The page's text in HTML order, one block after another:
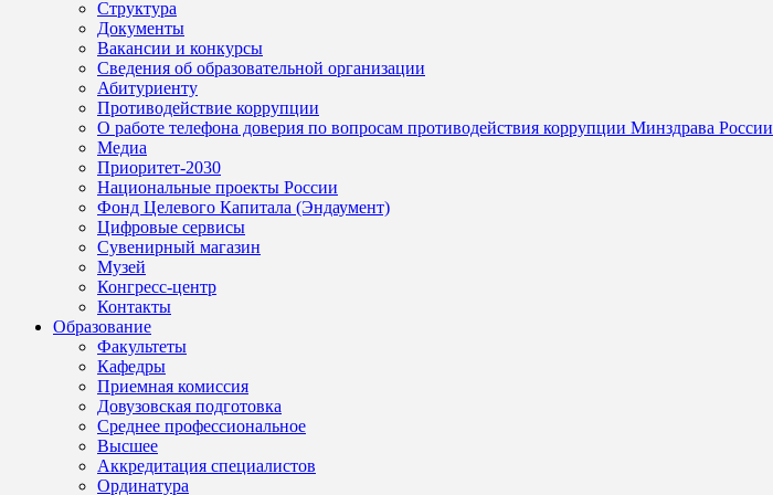
Структура
Документы
Вакансии и конкурсы
Сведения об образовательной организации
Абитуриенту
Противодействие коррупции
О работе телефона доверия по вопросам противодействия коррупции Минздрава России
Медиа
Приоритет-2030
Национальные проекты России
Фонд Целевого Капитала (Эндаумент)
Цифровые сервисы
Сувенирный магазин
Музей
Конгресс-центр
Контакты
Образование
Факультеты
Кафедры
Приемная комиссия
Довузовская подготовка
Среднее профессиональное
Высшее
Аккредитация специалистов
Ординатура